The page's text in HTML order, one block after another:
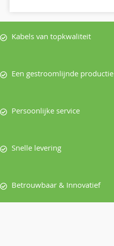
Kabels van topkwaliteit
Een gestroomlijnde productie
Persoonlijke service
Snelle levering
Betrouwbaar & Innovatief